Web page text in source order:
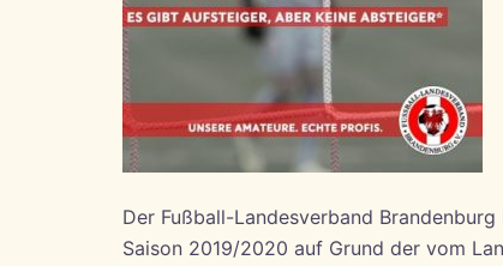
Der Fußball-Landesverband
Saison 2019/2020 auf Grund der vom